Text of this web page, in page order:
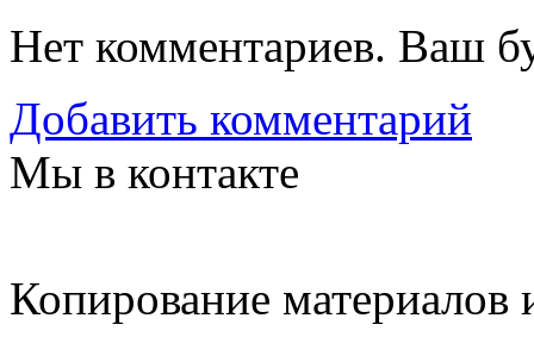
Нет комментариев. Ваш
Добавить комментарий
Мы в контакте
Копирование материалов